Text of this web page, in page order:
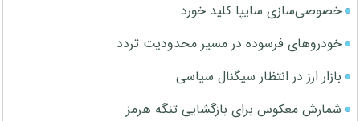
خصوصی‌سازی سایپا کلید خورد
خودروهای فرسوده در مسیر محدودیت تردد
بازار ارز در انتظار سیگنال سیاسی
شمارش معکوس برای بازگشایی تنگه هرمز